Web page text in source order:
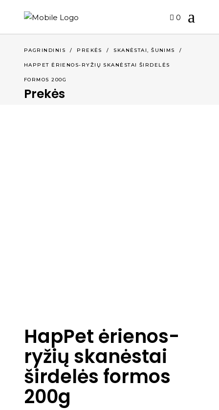
0
PAGRINDINIS / PREKĖS / SKANĖSTAI,ŠUNIMS /
HAPPET ĖRIENOS-RYŽIŲ SKANĖSTAI ŠIRDELĖS
FORMOS 200G
Prekės
HapPet ėrienos-
ryžių skanėstai
širdelės formos
200g